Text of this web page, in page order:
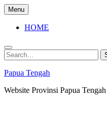
Skip
to
content
Menu
HOME
Search
for:
Search
Papua Tengah
Website Provinsi Papua Tengah